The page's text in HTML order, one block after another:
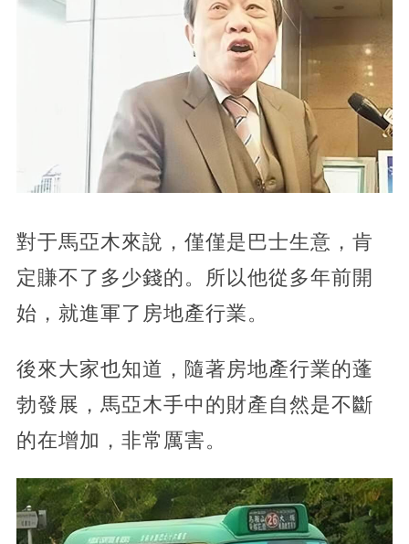
對于馬亞木來說，僅僅是巴士生意，肯
定賺不了多少錢的。所以他從多年前開
始，就進軍了房地產行業。
後來大家也知道，隨著房地產行業的蓬
勃發展，馬亞木手中的財產自然是不斷
的在增加，非常厲害。